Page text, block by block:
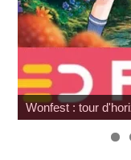
G.I. Joe : SNAKE